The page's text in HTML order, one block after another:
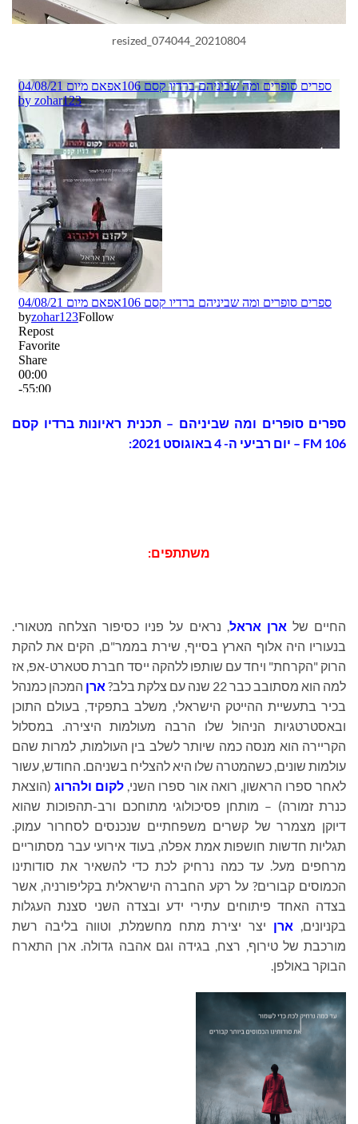
20210804_074044_resized
ספרים סופרים ומה שביניהם – תכנית ראיונות ברדיו קסם
106 FM – יום רביעי ה- 4 באוגוסט 2021:
משתתפים:
החיים של ארן אראל, נראים על פניו כסיפור הצלחה מטאורי.
בנעוריו היה אלוף הארץ בסייף, שירת בממר"ם, הקים את להקת
הרוק "הקרחת" ויחד עם שותפו ללהקה ייסד חברת סטארט-אפ, אז
למה הוא מסתובב כבר 22 שנה עם צלקת בלב?
ארן המכהן כמנהל
בכיר בתעשיית ההייטק הישראלי, משלב בתפקיד, בעולם התוכן
ובאסטרטגיות הניהול שלו הרבה מעולמות היצירה. במסלול
הקריירה הוא מנסה כמה שיותר לשלב בין העולמות, למרות שהם
עולמות שונים, כשהמטרה שלו היא להצליח בשניהם. החודש, עשור
לאחר ספרו הראשון, רואה אור ספרו השני, לקום ולהרוג(הוצאת
כנרת זמורה) – מותחן פסיכולוגי מתוחכם ורב-תהפוכות שהוא
דיוקן מצמרר של קשרים משפחתיים שנכנסים לסחרור עמוק.
תגליות חדשות חושפות אמת אפלה, בעוד אירועי עבר מסתוריים
מרחפים מעל. עד כמה נרחיק לכת כדי להשאיר את סודותינו
הכמוסים קבורים? על רקע החברה הישראלית בקליפורניה, אשר
בצדה האחד פיתוחים עתירי ידע ובצדה השני סצנת העגלות
בקניונים, ארן יצר יצירת מתח מחשמלת, וטווה בליבה רשת
מורכבת של טירוף, רצח, בגידה וגם אהבה גדולה. ארן התארח
הבוקר באולפן.